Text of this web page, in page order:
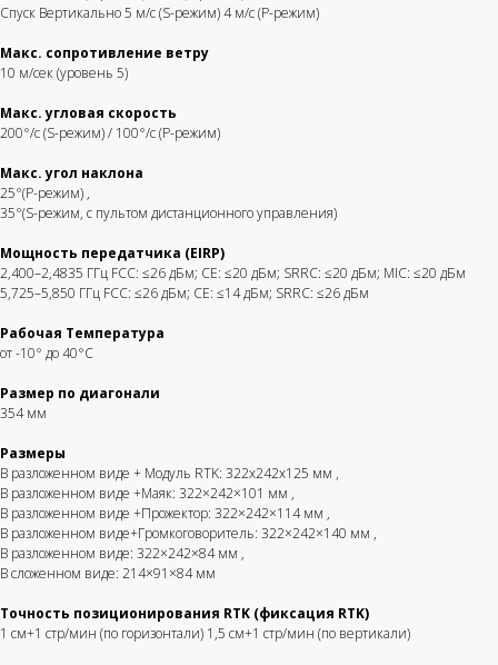
Спуск Вертикально 5 м/с (S-режим) 4 м/с (P-режим)
Макс. сопротивление ветру
10 м/сек (уровень 5)
Макс. угловая скорость
200°/с (S-режим) / 100°/с (P-режим)
Макс. угол наклона
25°(P-режим) ,
35°(S-режим, с пультом дистанционного управления)
Мощность передатчика (EIRP)
2,400–2,4835 ГГц FCC: ≤26 дБм; CE: ≤20 дБм; SRRC: ≤20 дБм; MIC: ≤20 дБм
5,725–5,850 ГГц FCC: ≤26 дБм; CE: ≤14 дБм; SRRC: ≤26 дБм
Рабочая Температура
от -10° до 40°С
Размер по диагонали
354 мм
Размеры
В разложенном виде + Модуль RTK: 322x242x125 мм ,
В разложенном виде +Маяк: 322×242×101 мм ,
В разложенном виде +Прожектор: 322×242×114 мм ,
В разложенном виде+Громкоговоритель: 322×242×140 мм ,
В разложенном виде: 322×242×84 мм ,
В сложенном виде: 214×91×84 мм
Точность позиционирования RTK (фиксация RTK)
1 см+1 стр/мин (по горизонтали) 1,5 см+1 стр/мин (по вертикали)
ассортимент
с клиентом
Персональное
DJI-Market - официальный